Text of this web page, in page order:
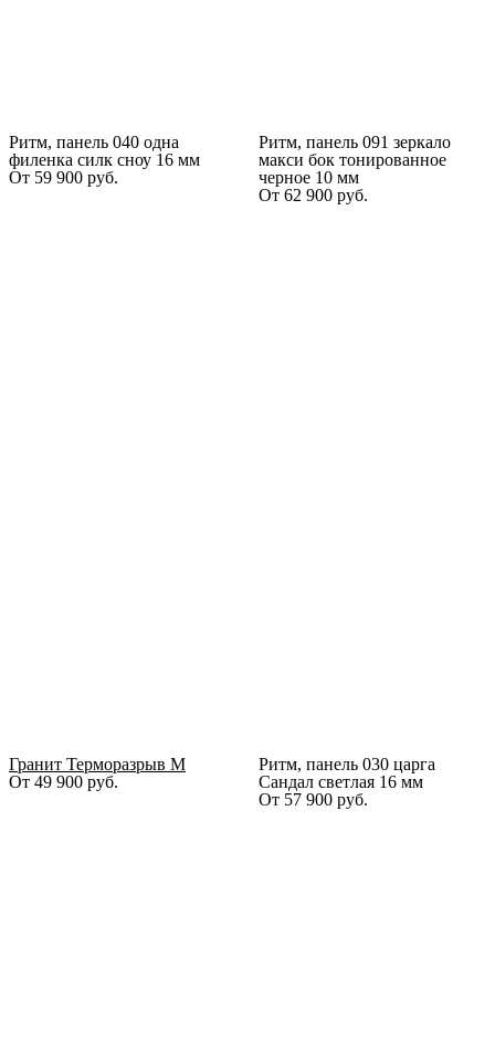
Ритм, панель 040 одна
филенка силк сноу 16 мм
От 59 900 руб.
Ритм, панель 091 зеркало
макси бок тонированное
черное 10 мм
От 62 900 руб.
Гранит Терморазрыв М
От 49 900 руб.
Ритм, панель 030 царга
Сандал светлая 16 мм
От 57 900 руб.